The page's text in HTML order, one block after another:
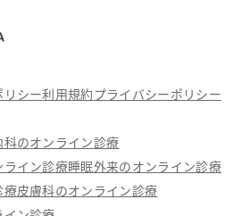
リシー利用規約プライバシーポリシー
科のオンライン診療
ライン診療睡眠外来のオンライン診療
療皮膚科のオンライン診療